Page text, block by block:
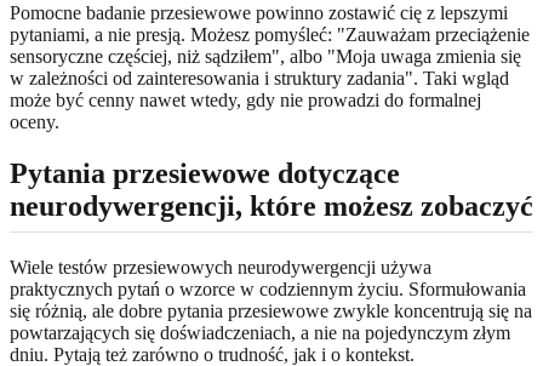
Pomocne badanie przesiewowe powinno zostawić cię z lepszymi
pytaniami, a nie presją. Możesz pomyśleć: "Zauważam przeciążenie
sensoryczne częściej, niż sądziłem", albo "Moja uwaga zmienia się
w zależności od zainteresowania i struktury zadania". Taki wgląd
może być cenny nawet wtedy, gdy nie prowadzi do formalnej
oceny.
Pytania przesiewowe dotyczące
neurodywergencji, które możesz zobaczyć
Wiele testów przesiewowych neurodywergencji używa
praktycznych pytań o wzorce w codziennym życiu. Sformułowania
się różnią, ale dobre pytania przesiewowe zwykle koncentrują się na
powtarzających się doświadczeniach, a nie na pojedynczym złym
dniu. Pytają też zarówno o trudność, jak i o kontekst.